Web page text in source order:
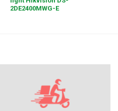
2DE2400MWG-E